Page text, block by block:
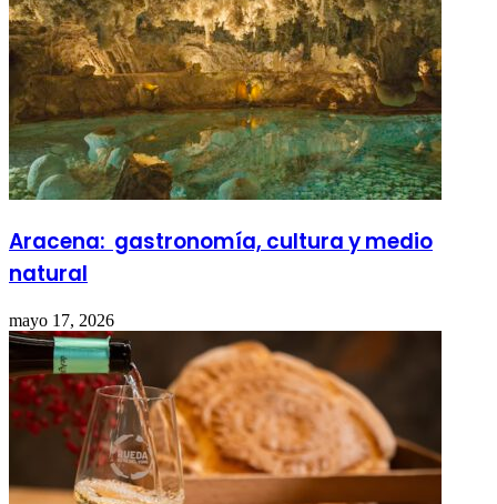
Aracena: gastronomía, cultura y medio
natural
mayo 17, 2026